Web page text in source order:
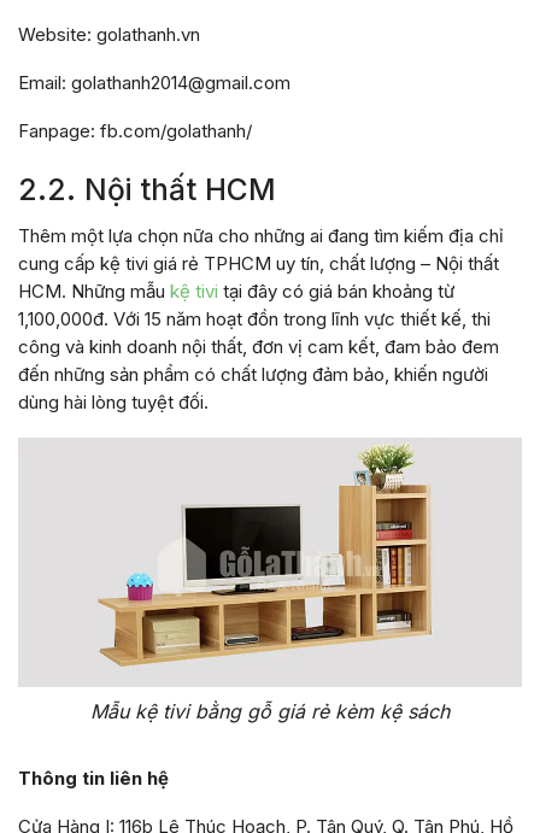
Website: golathanh.vn
Email: golathanh2014@gmail.com
Fanpage: fb.com/golathanh/
2.2. Nội thất HCM
Thêm một lựa chọn nữa cho những ai đang tìm kiếm địa chỉ
cung cấp kệ tivi giá rẻ TPHCM uy tín, chất lượng – Nội thất
HCM. Những mẫu kệ tivi tại đây có giá bán khoảng từ
1,100,000đ. Với 15 năm hoạt đồn trong lĩnh vực thiết kế, thi
công và kinh doanh nội thất, đơn vị cam kết, đam bảo đem
đến những sản phẩm có chất lượng đảm bảo, khiến người
dùng hài lòng tuyệt đối.
Mẫu kệ tivi bằng gỗ giá rẻ kèm kệ sách
Thông tin liên hệ
Cửa Hàng I: 116b Lê Thúc Hoạch, P. Tân Quý, Q. Tân Phú, Hồ